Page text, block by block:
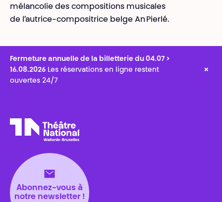
mélancolie des compositions musicales
de l’autrice-compositrice belge An Pierlé.
Fermeture annuelle de la billetterie du 04.07 >
16.08.2026 Les réservations en ligne restent
ouvertes 24/7
×
Abonnez-vous à
notre newsletter !